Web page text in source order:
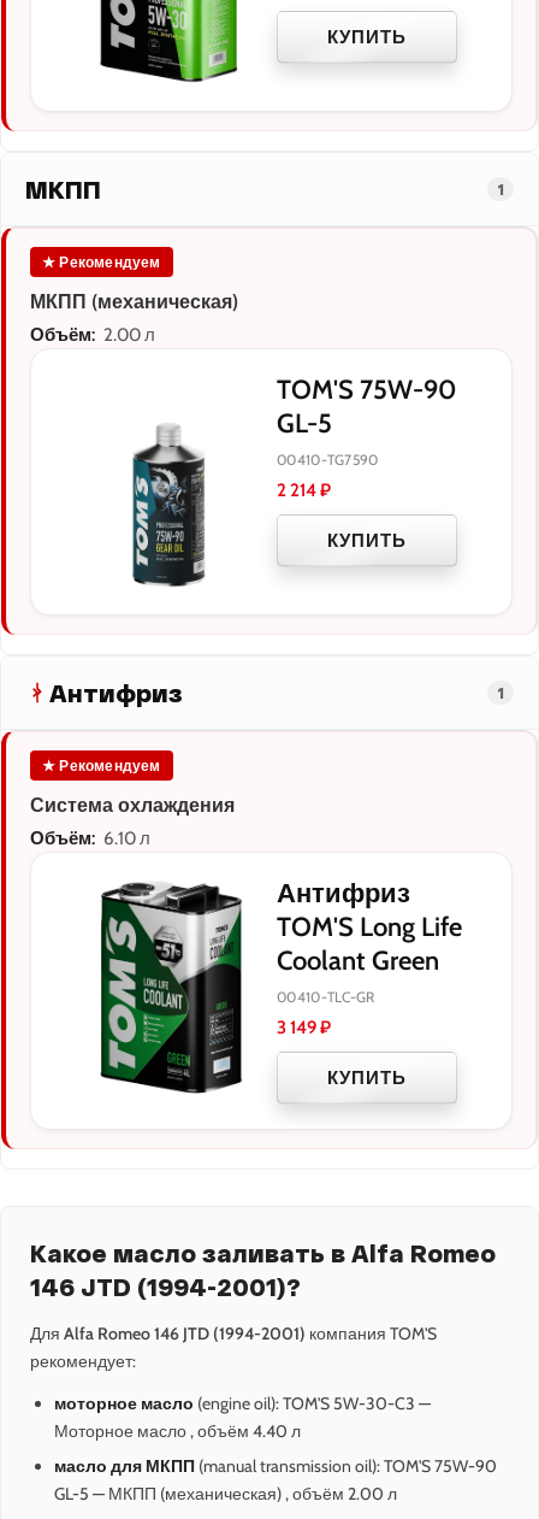
КУПИТЬ
МКПП 1
★ Рекомендуем
МКПП (механическая)
Объём: 2.00 л
TOM'S 75W-90
GL-5
00410-TG7590
2 214₽
КУПИТЬ
Антифриз 1
★ Рекомендуем
Система охлаждения
Объём: 6.10 л
Антифриз
TOM'S Long Life
Coolant Green
00410-TLC-GR
3 149₽
КУПИТЬ
Какое масло заливать в Alfa Romeo
146 JTD (1994-2001)?
Для Alfa Romeo 146 JTD (1994-2001) компания TOM'S
рекомендует:
моторное масло (engine oil): TOM'S 5W-30-C3 —
Моторное масло , объём 4.40 л
масло для МКПП (manual transmission oil): TOM'S 75W-90
GL-5 — МКПП (механическая) , объём 2.00 л